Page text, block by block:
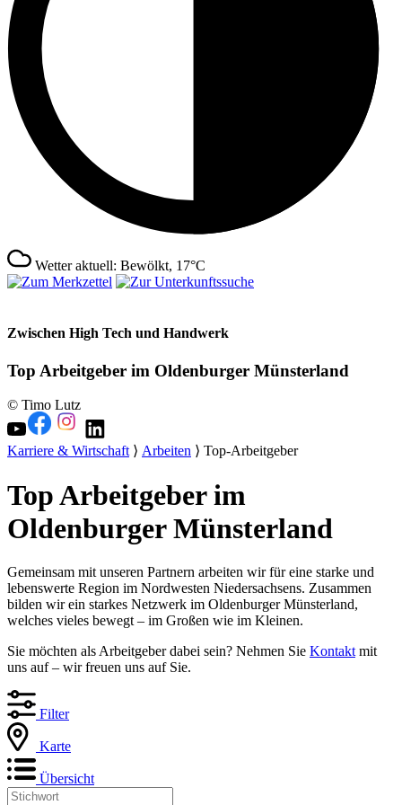
Wetter aktuell: Bewölkt, 17°C
Zwischen High Tech und Handwerk
Top Arbeitgeber im Oldenburger Münsterland
© Timo Lutz
Karriere & Wirtschaft⟩ Arbeiten ⟩ Top-Arbeitgeber
Top Arbeitgeber im
Oldenburger Münsterland
Gemeinsam mit unseren Partnern arbeiten wir für eine starke und
lebenswerte Region im Nordwesten Niedersachsens. Zusammen
bilden wir ein starkes Netzwerk im Oldenburger Münsterland,
welches vieles bewegt – im Großen wie im Kleinen.
Sie möchten als Arbeitgeber dabei sein? Nehmen Sie Kontakt mit
uns auf – wir freuen uns auf Sie.
Filter
Karte
Übersicht